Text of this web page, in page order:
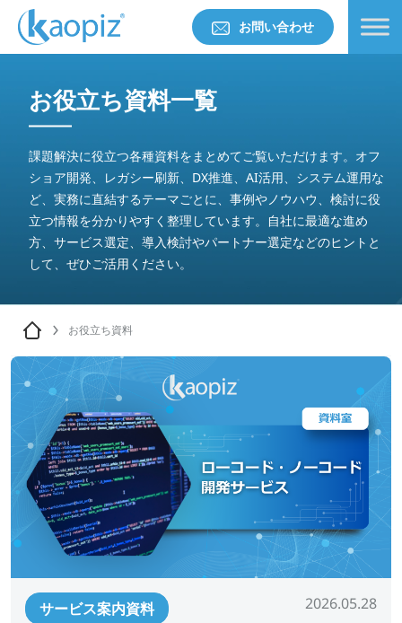
お問い合わせ
お役立ち資料一覧
課題解決に役立つ各種資料をまとめてご覧いただけます。オフ
ショア開発、レガシー刷新、DX推進、AI活用、システム運用な
ど、実務に直結するテーマごとに、事例やノウハウ、検討に役
立つ情報を分かりやすく整理しています。自社に最適な進め
方、サービス選定、導入検討やパートナー選定などのヒントと
して、ぜひご活用ください。
お役立ち資料
サービス案内資料 2026.05.28